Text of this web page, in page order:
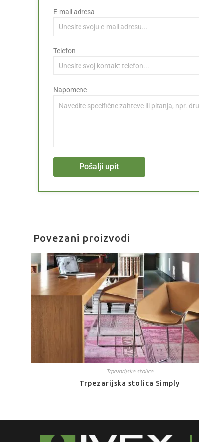
E-mail adresa
Telefon
Napomene
Pošalji upit
Povezani proizvodi
Trpezarijske stolice
Trpezarijska stolica Simply